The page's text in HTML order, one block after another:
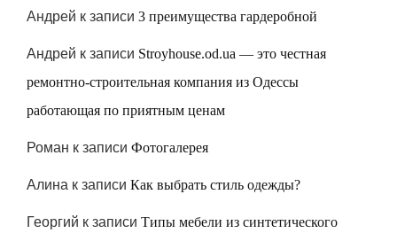
Андрей к записи 3 преимущества гардеробной
Андрей к записи Stroyhouse.od.ua — это честная
ремонтно-строительная компания из Одессы
работающая по приятным ценам
Роман к записи Фотогалерея
Алина к записи Как выбрать стиль одежды?
Георгий к записи Типы мебели из синтетического